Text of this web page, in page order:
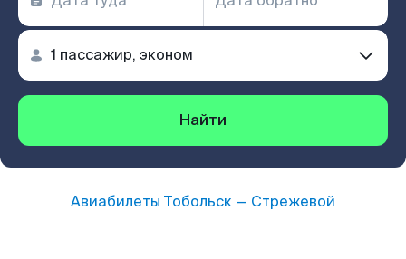
Найти
Авиабилеты Тобольск — Стрежевой